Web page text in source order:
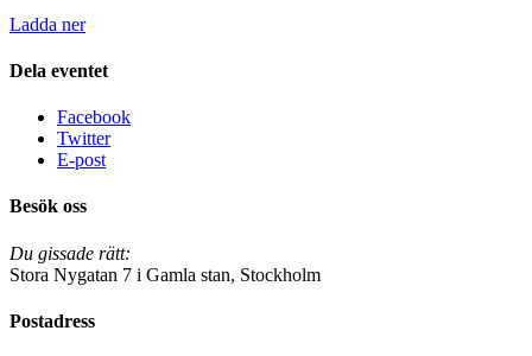
Ladda ner
Dela eventet
Facebook
Twitter
E-post
Besök oss
Du gissade rätt:
Stora Nygatan 7 i Gamla stan, Stockholm
Postadress